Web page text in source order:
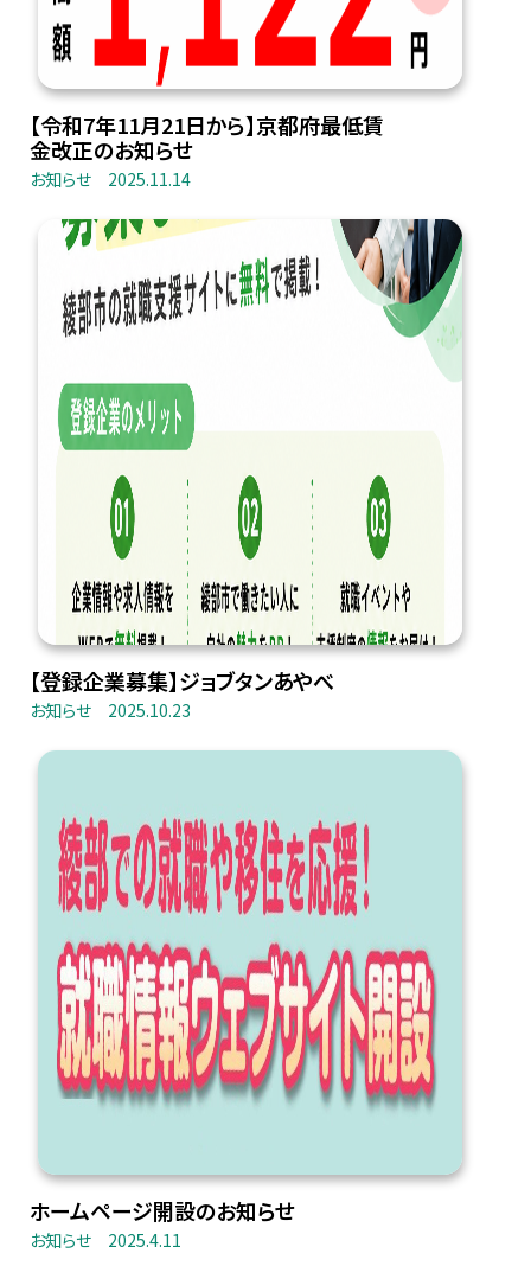
【令和7年11月21日から】京都府最低賃
金改正のお知らせ
お知らせ 2025.11.14
【登録企業募集】ジョブタンあやべ
お知らせ 2025.10.23
ホームページ開設のお知らせ
お知らせ 2025.4.11